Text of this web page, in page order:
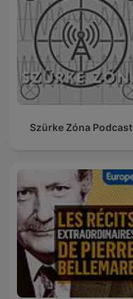
Szürke Zóna Podcast